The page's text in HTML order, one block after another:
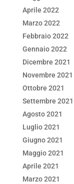
Aprile 2022
Marzo 2022
Febbraio 2022
Gennaio 2022
Dicembre 2021
Novembre 2021
Ottobre 2021
Settembre 2021
Agosto 2021
Luglio 2021
Giugno 2021
Maggio 2021
Aprile 2021
Marzo 2021